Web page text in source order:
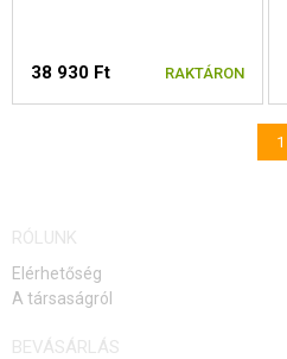
38 930 Ft RAKTÁRON
1
RÓLUNK
Elérhetőség
A társaságról
BEVÁSÁRLÁS